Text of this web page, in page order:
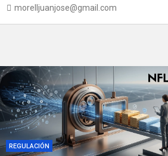
morelljuanjose@gmail.com
REGULACIÓN